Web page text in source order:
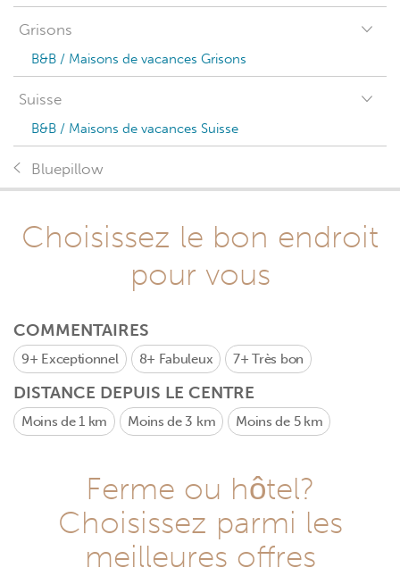
Grisons
B&B / Maisons de vacances Grisons
Suisse
B&B / Maisons de vacances Suisse
Bluepillow
Choisissez le bon endroit
pour vous
COMMENTAIRES
9+ Exceptionnel 8+ Fabuleux 7+Très bon
DISTANCE DEPUIS LE CENTRE
Moins de 1 km Moins de 3 km Moins de 5 km
Ferme ou hôtel?
Choisissez parmi les
meilleures offres